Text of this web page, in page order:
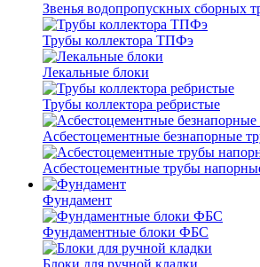
Звенья водопропускных сборных
Трубы коллектора ТПФэ
Лекальные блоки
Трубы коллектора ребристые
Асбестоцементные безнапорные
Асбестоцементные трубы
Фундамент
Фундаментные блоки ФБС